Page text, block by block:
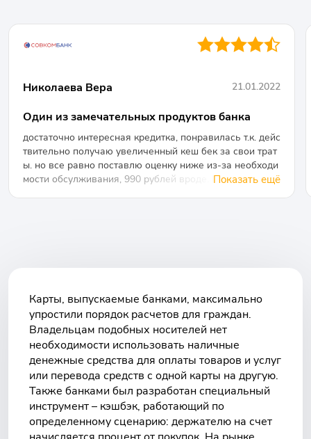
●●●●◐
Николаева Вера 21.01.2022
Один из замечательных продуктов банка
достаточно интересная кредитка, понравилась т.к. дейс
твительно получаю увеличенный кеш бек за свои трат
ы. но все равно поставлю оценку ниже из-за необходи
мости обсулживания, 990 рублей вроде. Подойдет люд
Показать ещё
Карты, выпускаемые банками, максимально
упростили порядок расчетов для граждан.
Владельцам подобных носителей нет
необходимости использовать наличные
денежные средства для оплаты товаров и услуг
или перевода средств с одной карты на другую.
Также банками был разработан специальный
инструмент – кэшбэк, работающий по
определенному сценарию: держателю на счет